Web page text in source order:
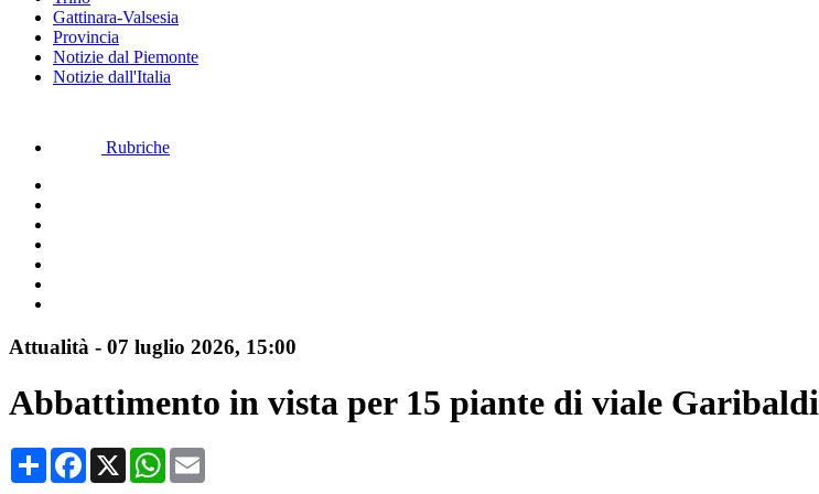
Gattinara-Valsesia
Provincia
Notizie dal Piemonte
Notizie dall'Italia
Rubriche
Attualità - 07 luglio 2026, 15:00
Abbattimento in vista per 15 piante di viale Garibaldi
CondividiFacebook
X WhatsApp